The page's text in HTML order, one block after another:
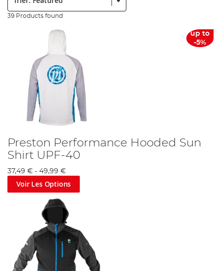
39 Products found
up to
-5%
Preston Performance Hooded Sun
Shirt UPF-40
37,49 € - 49,99 €
Voir Les Options